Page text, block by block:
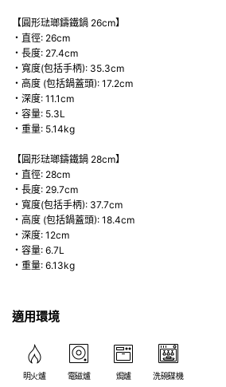
【圓形琺瑯鑄鐵鍋 26cm】
・直徑: 26cm
・長度: 27.4cm
・寬度(包括手柄): 35.3cm
・高度 (包括鍋蓋頭): 17.2cm
・深度: 11.1cm
・容量: 5.3L
・重量: 5.14kg
【圓形琺瑯鑄鐵鍋 28cm】
・直徑: 28cm
・長度: 29.7cm
・寬度(包括手柄): 37.7cm
・高度 (包括鍋蓋頭): 18.4cm
・深度: 12cm
・容量: 6.7L
・重量: 6.13kg
適用環境
明火爐 電磁爐 焗爐 洗碗碟機